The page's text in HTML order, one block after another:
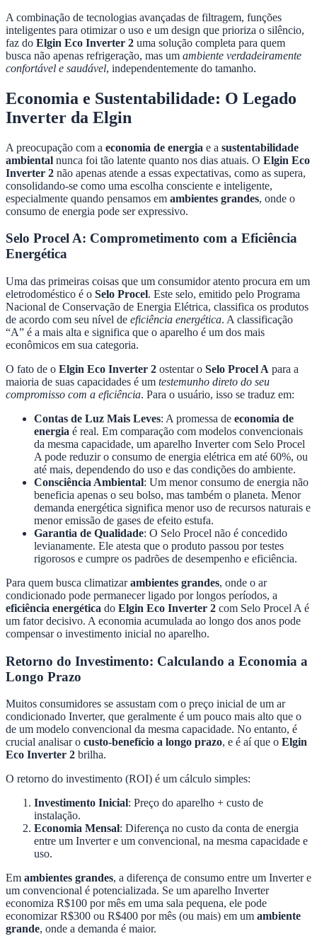
A combinação de tecnologias avançadas de filtragem, funções
inteligentes para otimizar o uso e um design que prioriza o silêncio,
faz do Elgin Eco Inverter 2 uma solução completa para quem
busca não apenas refrigeração, mas um ambiente verdadeiramente
confortável e saudável, independentemente do tamanho.
Economia e Sustentabilidade: O Legado
Inverter da Elgin
A preocupação com a economia de energia e a sustentabilidade
ambiental nunca foi tão latente quanto nos dias atuais. O Elgin Eco
Inverter 2 não apenas atende a essas expectativas, como as supera,
consolidando-se como uma escolha consciente e inteligente,
especialmente quando pensamos em ambientes grandes, onde o
consumo de energia pode ser expressivo.
Selo Procel A: Comprometimento com a Eficiência
Energética
Uma das primeiras coisas que um consumidor atento procura em um
eletrodoméstico é o Selo Procel. Este selo, emitido pelo Programa
Nacional de Conservação de Energia Elétrica, classifica os produtos
de acordo com seu nível de eficiência energética. A classificação
“A” é a mais alta e significa que o aparelho é um dos mais
econômicos em sua categoria.
O fato de o Elgin Eco Inverter 2 ostentar o Selo Procel A para a
maioria de suas capacidades é um testemunho direto do seu
compromisso com a eficiência. Para o usuário, isso se traduz em:
Contas de Luz Mais Leves: A promessa de economia de
energia é real. Em comparação com modelos convencionais
da mesma capacidade, um aparelho Inverter com Selo Procel
A pode reduzir o consumo de energia elétrica em até 60%, ou
até mais, dependendo do uso e das condições do ambiente.
Consciência Ambiental: Um menor consumo de energia não
beneficia apenas o seu bolso, mas também o planeta. Menor
demanda energética significa menor uso de recursos naturais e
menor emissão de gases de efeito estufa.
Garantia de Qualidade: O Selo Procel não é concedido
levianamente. Ele atesta que o produto passou por testes
rigorosos e cumpre os padrões de desempenho e eficiência.
Para quem busca climatizarambientes grandes, onde o ar
condicionado pode permanecer ligado por longos períodos, a
eficiência energética do Elgin Eco Inverter 2 com Selo Procel A é
um fator decisivo. A economia acumulada ao longo dos anos pode
compensar o investimento inicial no aparelho.
Retorno do Investimento: Calculando a Economia a
Longo Prazo
Muitos consumidores se assustam com o preço inicial de um ar
condicionado Inverter, que geralmente é um pouco mais alto que o
de um modelo convencional da mesma capacidade. No entanto, é
crucial analisar o custo-benefício a longo prazo, e é aí que o Elgin
Eco Inverter 2 brilha.
O retorno do investimento (ROI) é um cálculo simples:
Investimento Inicial: Preço do aparelho + custo de
instalação.
Economia Mensal: Diferença no custo da conta de energia
entre um Inverter e um convencional, na mesma capacidade e
uso.
Em ambientes grandes, a diferença de consumo entre um Inverter e
um convencional é potencializada. Se um aparelho Inverter
economiza R$100 por mês em uma sala pequena, ele pode
economizar R$300 ou R$400 por mês (ou mais) em um ambiente
grande, onde a demanda é maior.